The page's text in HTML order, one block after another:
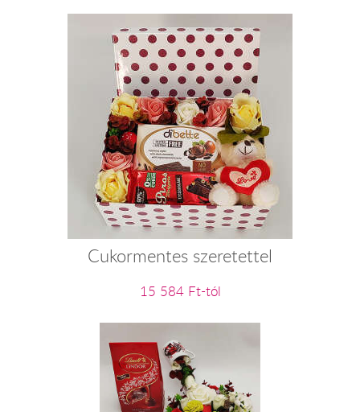
Cukormentes szeretettel
15 584 Ft-tól